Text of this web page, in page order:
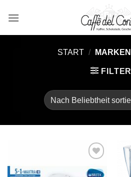
Inhalt
START / MARKEN
FILTER
Wunschliste